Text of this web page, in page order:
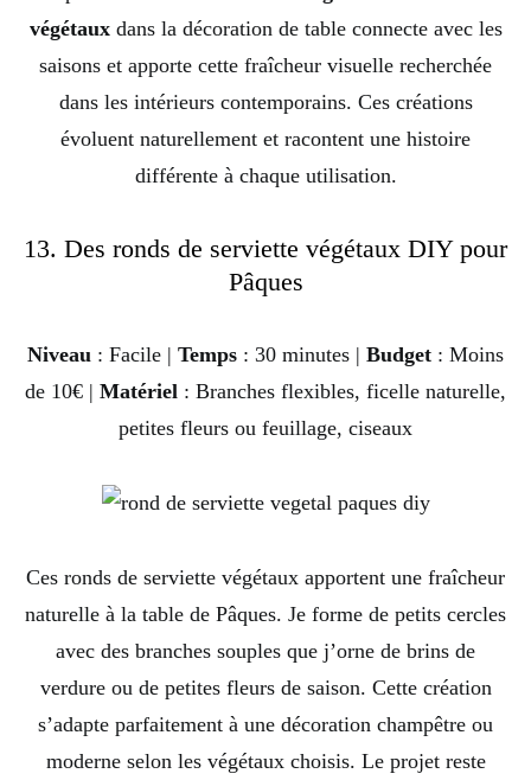
végétauxdans la décoration de table connecte avec les
saisons et apporte cette fraîcheur visuelle recherchée
dans les intérieurs contemporains. Ces créations
évoluent naturellement et racontent une histoire
différente à chaque utilisation.
13. Des ronds de serviette végétaux DIY pour
Pâques
Niveau : Facile | Temps : 30 minutes | Budget : Moins
de 10€ | Matériel : Branches flexibles, ficelle naturelle,
petites fleurs ou feuillage, ciseaux
Ces ronds de serviette végétaux apportent une fraîcheur
naturelle à la table de Pâques. Je forme de petits cercles
avec des branches souples que j’orne de brins de
verdure ou de petites fleurs de saison. Cette création
s’adapte parfaitement à une décoration champêtre ou
moderne selon les végétaux choisis. Le projet reste